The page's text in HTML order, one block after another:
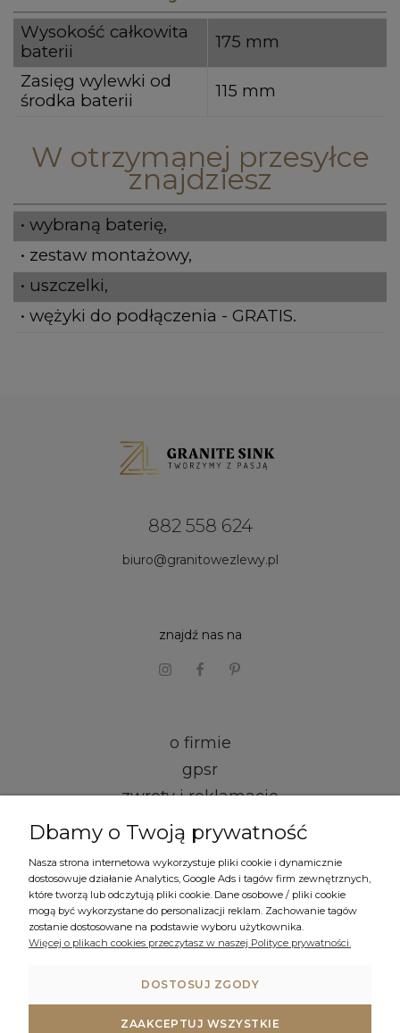
Wysokość całkowita
baterii
175 mm
Zasięg wylewki od
środka baterii
115 mm
W otrzymanej przesyłce
znajdziesz
• wybraną baterię,
• zestaw montażowy,
• uszczelki,
• wężyki do podłączenia - GRATIS.
882 558 624
biuro@granitowezlewy.pl
o firmie
gpsr
zwroty i reklamacje
kontakt i dane firmy
regulamin
formy płatności
czas i koszty dostawy
znajdź nas na
Dbamy o Twoją prywatność
Nasza strona internetowa wykorzystuje pliki cookie i dynamicznie
dostosowuje działanie Analytics, Google Ads i tagów firm zewnętrznych,
które tworzą lub odczytują pliki cookie. Dane osobowe / pliki cookie
mogą być wykorzystane do personalizacji reklam. Zachowanie tagów
zostanie dostosowane na podstawie wyboru użytkownika.
Więcej o plikach cookies przeczytasz w naszej Polityce prywatności.
DOSTOSUJ ZGODY
ZAAKCEPTUJ WSZYSTKIE